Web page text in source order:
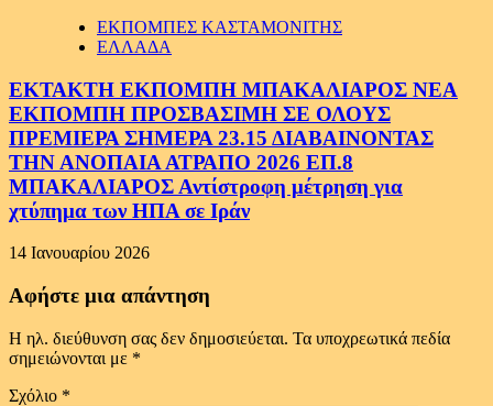
ΕΚΠΟΜΠΕΣ ΚΑΣΤΑΜΟΝΙΤΗΣ
ΕΛΛΑΔΑ
ΕΚΤΑΚΤΗ ΕΚΠΟΜΠΗ ΜΠΑΚΑΛΙΑΡΟΣ ΝΕΑ
ΕΚΠΟΜΠΗ ΠΡΟΣΒΑΣΙΜΗ ΣΕ ΟΛΟΥΣ
ΠΡΕΜΙΕΡΑ ΣΗΜΕΡΑ 23.15 ΔΙΑΒΑΙΝΟΝΤΑΣ
ΤΗΝ ΑΝΟΠΑΙΑ ΑΤΡΑΠΟ 2026 ΕΠ.8
ΜΠΑΚΑΛΙΑΡΟΣ Αντίστροφη μέτρηση για
χτύπημα των ΗΠΑ σε Ιράν
14 Ιανουαρίου 2026
Αφήστε μια απάντηση
Η ηλ. διεύθυνση σας δεν δημοσιεύεται. Τα υποχρεωτικά πεδία
σημειώνονται με *
Σχόλιο *